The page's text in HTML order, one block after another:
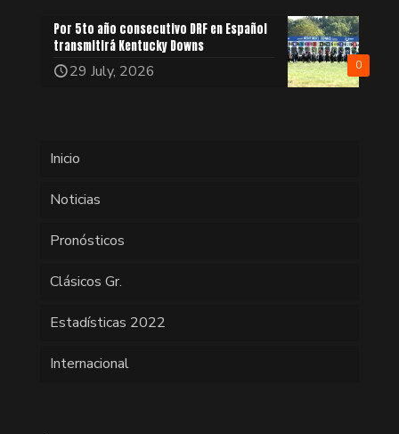
0
Por 5to año consecutivo DRF en Español
transmitirá Kentucky Downs
29 July, 2026
Inicio
Noticias
Pronósticos
Clásicos Gr.
Estadísticas 2022
Internacional